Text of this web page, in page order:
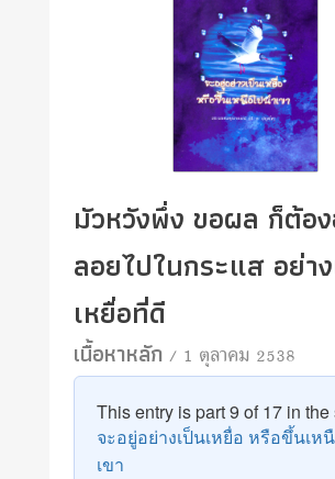
มัวหวังพึ่ง ขอผล ก็ต้อ
ลอยไปในกระแส อย่า
เหยื่อที่ดี
เนื้อหาหลัก/ 1 ตุลาคม 2538
This entry is part 9 of 17 in
จะอยู่อย่างเป็นเหยื่อ หรือขึ้นเห
เขา